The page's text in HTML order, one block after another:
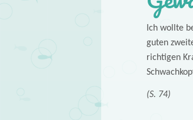
Ich wollte
guten
richtigen
(S. 74)